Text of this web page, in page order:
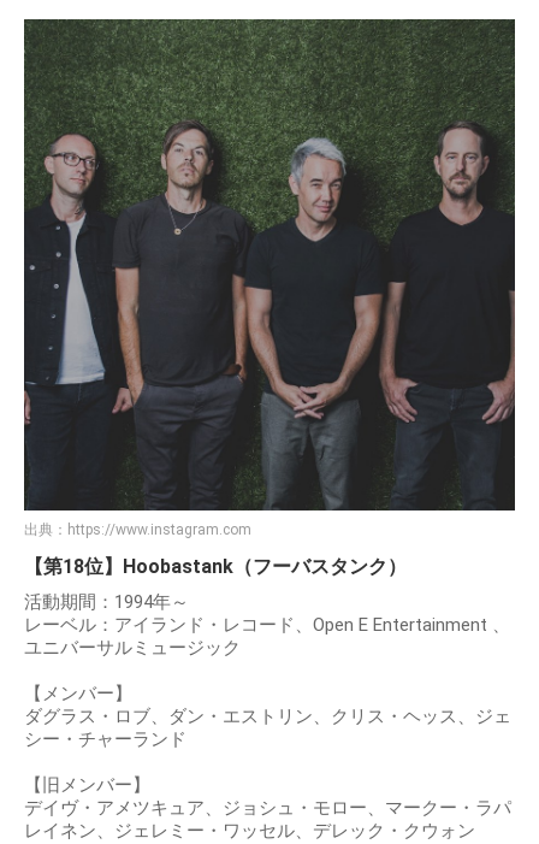
出典： https://www.instagram.com
【第18位】Hoobastank（フーバスタンク）
活動期間：1994年～
レーベル：アイランド・レコード、Open E Entertainment 、
ユニバーサルミュージック
【メンバー】
ダグラス・ロブ、ダン・エストリン、クリス・ヘッス、ジェ
シー・チャーランド
【旧メンバー】
デイヴ・アメツキュア、ジョシュ・モロー、マークー・ラパ
レイネン、ジェレミー・ワッセル、デレック・クウォン